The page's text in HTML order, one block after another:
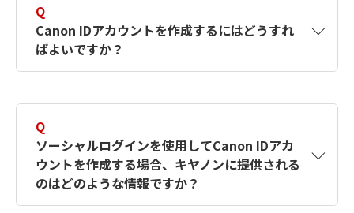
Q
Canon IDアカウントを作成するにはどうすれ
ばよいですか？
す。詳しい作成方法は【カメラ】Canon IDとは
何ですか？Canon IDの作成方法は？をご確認く
ださい。
Q
ソーシャルログインを使用してCanon IDアカ
ウントを作成する場合、キヤノンに提供される
のはどのような情報ですか？